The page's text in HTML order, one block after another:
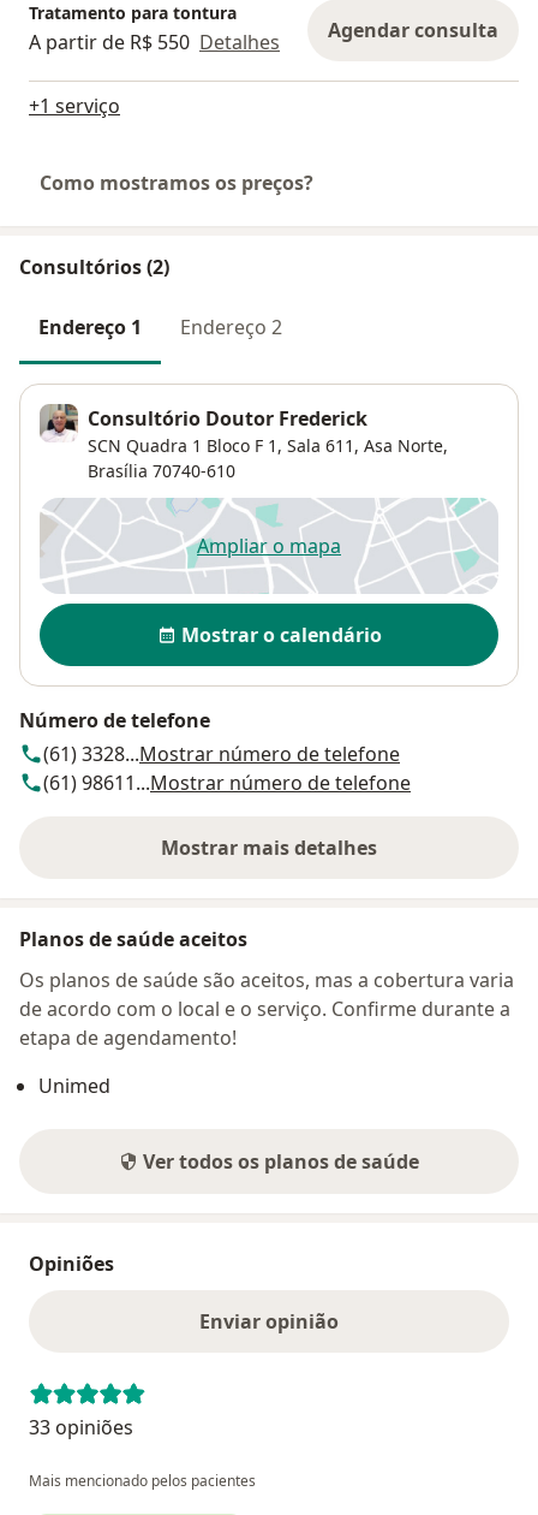
Tratamento para tontura
A partir de R$ 550 Detalhes Agendar consulta
+1 serviço
Como mostramos os preços?
Consultórios (2)
Endereço 1 Endereço 2
Consultório Doutor Frederick
SCN Quadra 1 Bloco F 1, Sala 611, Asa Norte,
Brasília 70740-610
Ampliar o mapaabre num novo separador
Disponibilidade
Mostrar o calendário
Número de telefone
(61) 3328...Mostrar número de telefone
(61) 98611...Mostrar número de telefone
Mostrar mais detalhes
sobre o endereço
Planos de saúde aceitos
Os planos de saúde são aceitos, mas a cobertura varia
de acordo com o local e o serviço. Confirme durante a
etapa de agendamento!
Unimed
Ver todos os planos de saúde
Opiniões
Enviar opinião
33 opiniões
Mais mencionado pelos pacientes